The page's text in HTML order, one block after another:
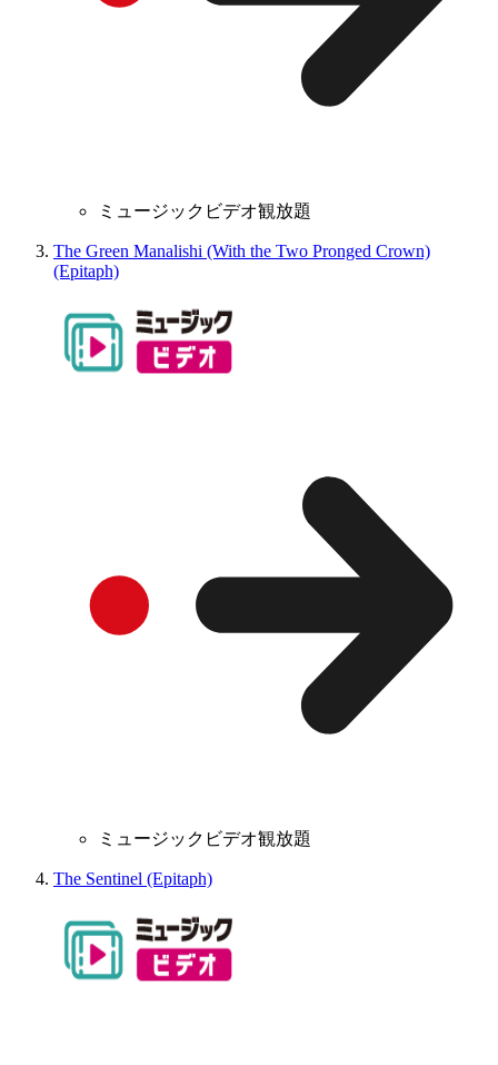
ミュージックビデオ観放題
The Green Manalishi (With the Two Pronged Crown)
(Epitaph)
ミュージックビデオ観放題
The Sentinel (Epitaph)